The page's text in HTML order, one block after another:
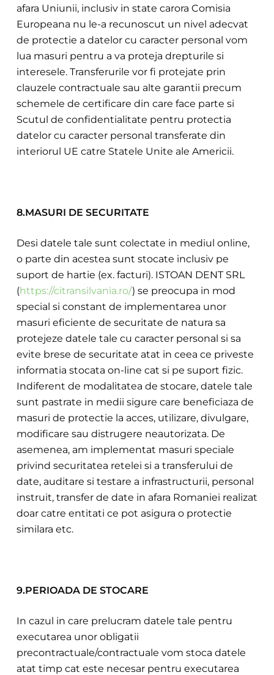
afara Uniunii, inclusiv in state carora Comisia
Europeana nu le-a recunoscut un nivel adecvat
de protectie a datelor cu caracter personal vom
lua masuri pentru a va proteja drepturile si
interesele. Transferurile vor fi protejate prin
clauzele contractuale sau alte garantii precum
schemele de certificare din care face parte si
Scutul de confidentialitate pentru protectia
datelor cu caracter personal transferate din
interiorul UE catre Statele Unite ale Americii.
8.MASURI DE SECURITATE
Desi datele tale sunt colectate in mediul online,
o parte din acestea sunt stocate inclusiv pe
suport de hartie (ex. facturi). ISTOAN DENT SRL
(https://citransilvania.ro/) se preocupa in mod
special si constant de implementarea unor
masuri eficiente de securitate de natura sa
protejeze datele tale cu caracter personal si sa
evite brese de securitate atat in ceea ce priveste
informatia stocata on-line cat si pe suport fizic.
Indiferent de modalitatea de stocare, datele tale
sunt pastrate in medii sigure care beneficiaza de
masuri de protectie la acces, utilizare, divulgare,
modificare sau distrugere neautorizata. De
asemenea, am implementat masuri speciale
privind securitatea retelei si a transferului de
date, auditare si testare a infrastructurii, personal
instruit, transfer de date in afara Romaniei realizat
doar catre entitati ce pot asigura o protectie
similara etc.
9.PERIOADA DE STOCARE
In cazul in care prelucram datele tale pentru
executarea unor obligatii
precontractuale/contractuale vom stoca datele
atat timp cat este necesar pentru executarea